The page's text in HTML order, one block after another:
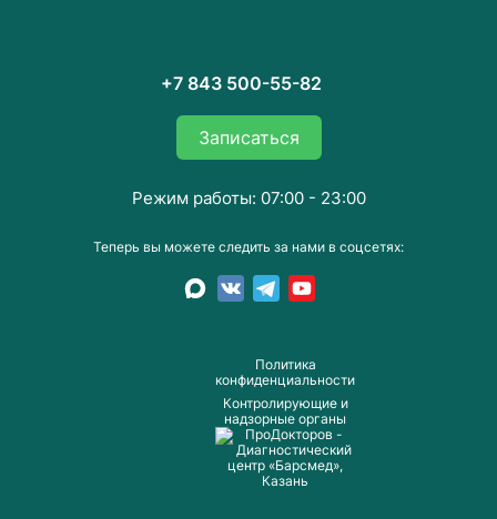
Пoлитика
конфиденциальности
Контролирующие и
надзорные органы
+7 843 500-55-82
Записаться
Теперь вы можете следить за нами в соцсетях:
Режим работы: 07:00 - 23:00